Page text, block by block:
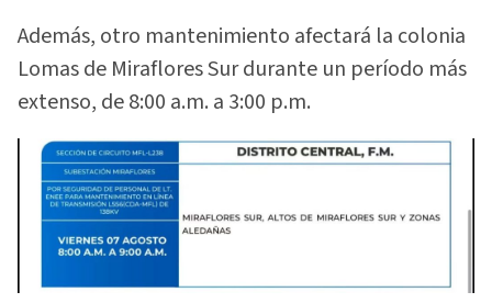
Además, otro mantenimiento afectará la colonia
Lomas de Miraflores Sur durante un período más
extenso, de 8:00 a.m. a 3:00 p.m.